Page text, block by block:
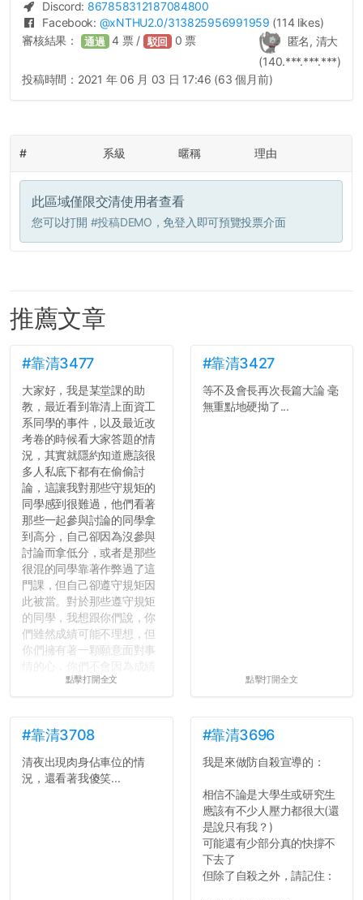
Discord: 867858312187084800
Facebook: @xNTHU2.0/313825956991959 (114 likes)
匿名, 清大
(140.***.***.***)
審核結果： 通過 4 票 / 駁回 0 票
投稿時間： 2021 年 06 月 03 日 17:46 (63 個月前)
# 系級 暱稱 理由
此區域僅限交清使用者查看
您可以打開 #投稿DEMO ，免登入即可預覽投票介面
推薦文章
#靠清3477
大家好，我是某堂課的助
教，最近看到靠清上面資工
系同學的事件，以及最近改
考卷的時候看大家答題的情
況，其實就隱約知道應該很
多人私底下都有在偷偷討
論，這讓我對那些守規矩的
同學感到很難過，他們看著
那些一起參與討論的同學拿
到高分，自己卻因為沒參與
討論而拿低分，或者是那些
很混的同學靠著作弊過了這
門課，但自己卻遵守規矩因
此被當。對於那些遵守規矩
的同學，我想跟你們說，你
們雖然成績可能不理想，但
你們擁有著一顆願意面對事
壓力而選擇逃避(作弊)，在
績無法體現你們的努力，但
往後你們正直的態度一定會
讓你們在社會上適應得更
好。最後，那些作弊的同
點擊打開全文
#靠清3427
等不及會長再次長篇大論 毫
無重點地硬拗了...
點擊打開全文
#靠清3708
清夜出現肉身佔車位的情
況，還看著我傻笑...
#靠清3696
我是來做防自殺宣導的：
相信不論是大學生或研究生
應該有不少人壓力都很大(還
是說只有我？)
可能還有少部分真的快撐不
下去了
但除了自殺之外，請記住：